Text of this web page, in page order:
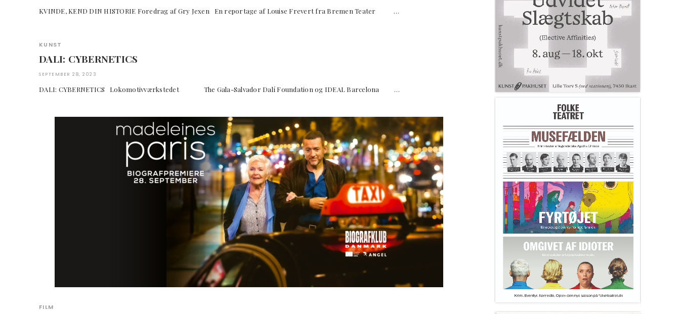
KVINDE, KEND DIN HISTORIE Foredrag af Gry Jexen En reportage af Louise Frevert fra Bremen Teater …
KUNST
DALI: CYBERNETICS
SEPTEMBER 28, 2023
DALI: CYBERNETICS Lokomotivværkstedet The Gala-Salvador Dalí Foundation og IDEAL Barcelona …
FILM